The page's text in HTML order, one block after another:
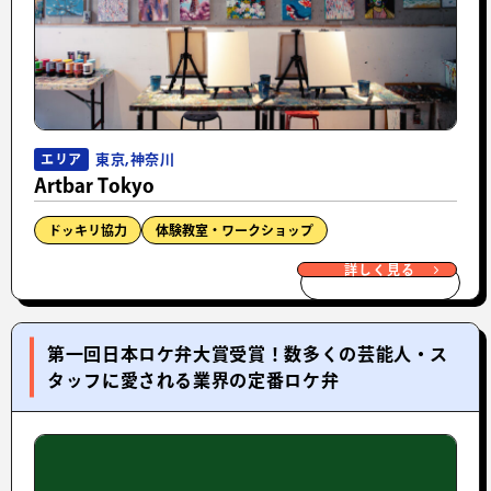
エリア 東京,神奈川
Artbar Tokyo
ドッキリ協力 体験教室・ワークショップ
詳しく見る
第一回日本ロケ弁大賞受賞！数多くの芸能人・ス
タッフに愛される業界の定番ロケ弁